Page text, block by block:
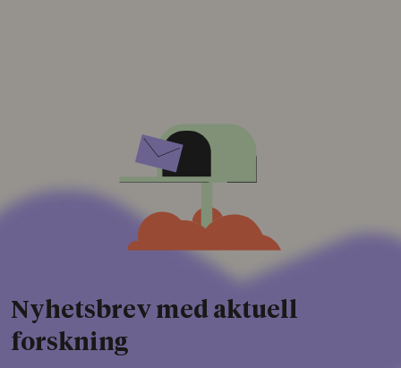
Nyhetsbrev med aktuell
forskning